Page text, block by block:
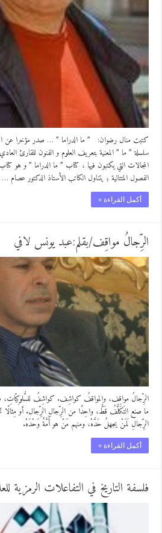
كتبت منال رضوان: ” ما الدراما ” … صدر مؤخرا عن
سلسلة ” ما ” المعنية بتعريف العلوم و الفنون للقارئ
المجالات التي يكتبون فيها ، كتاب ” ما الدراما ” و هو
الفصول المتتالية ؛ يتناول الكاتب الأستاذ الدكتور عصام …
أكمل القراءة »
الرِّجالُ مواقِف/بقلم:عبد يونس لافي
الرِّجالُ مواقِف، والمواقفُ كواشِف. كواشِفُ للسُّلوكِيّاتِ،
ما صنع التَكَلُّفُ قَطُّ، واحِدًا من الرِّجالِ الرِّجال. أو
الرِّجالِ لَمَنْ يجهلُ حَدَّهْ، ومنهم مَنْ هو أُمَّةٌ وَحْدَهْ.
أكمل القراءة »
فلسفة التاريخ في التفاعلات الرمزية